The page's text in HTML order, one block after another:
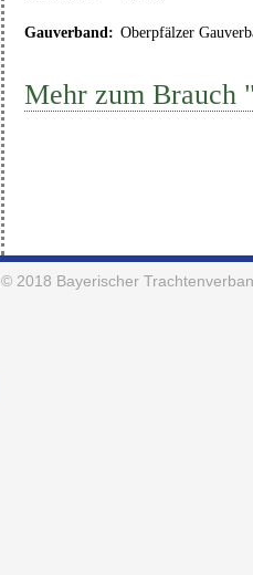
Gauverband: Oberpfälzer
Mehr zum Brauch
© 2018 Bayerischer